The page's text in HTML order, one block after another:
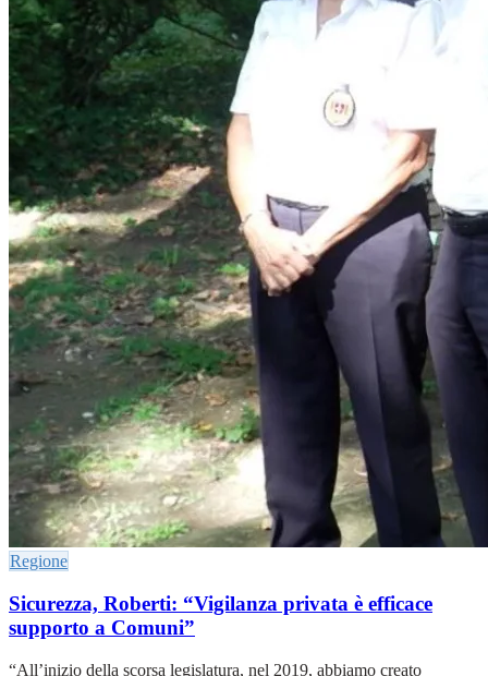
Regione
Sicurezza, Roberti: “Vigilanza privata è efficace
supporto a Comuni”
“All’inizio della scorsa legislatura, nel 2019, abbiamo creato